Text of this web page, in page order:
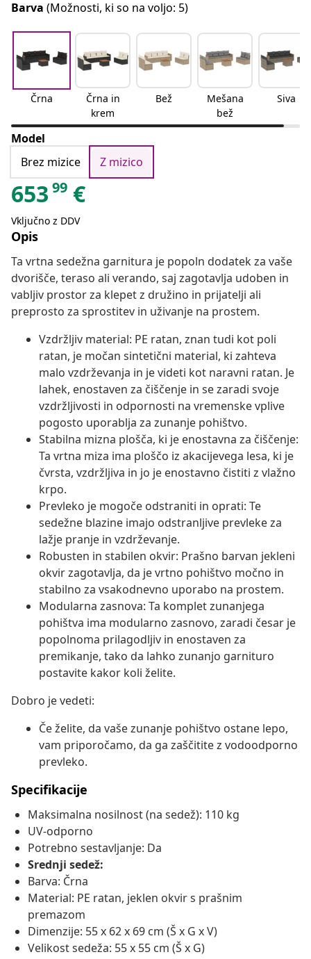
Barva (Možnosti, ki so na voljo: 5)
Črna
Črna in
krem
Bež
Mešana
bež
Siva
Model
Brez mizice
Z mizico
653 99 €
Vključno z DDV
Opis
Ta vrtna sedežna garnitura je popoln dodatek za vaše
dvorišče, teraso ali verando, saj zagotavlja udoben in
vabljiv prostor za klepet z družino in prijatelji ali
preprosto za sprostitev in uživanje na prostem.
Vzdržljiv material: PE ratan, znan tudi kot poli
ratan, je močan sintetični material, ki zahteva
malo vzdrževanja in je videti kot naravni ratan. Je
lahek, enostaven za čiščenje in se zaradi svoje
vzdržljivosti in odpornosti na vremenske vplive
pogosto uporablja za zunanje pohištvo.
Stabilna mizna plošča, ki je enostavna za čiščenje:
Ta vrtna miza ima ploščo iz akacijevega lesa, ki je
čvrsta, vzdržljiva in jo je enostavno čistiti z vlažno
krpo.
Prevleko je mogoče odstraniti in oprati: Te
sedežne blazine imajo odstranljive prevleke za
lažje pranje in vzdrževanje.
Robusten in stabilen okvir: Prašno barvan jekleni
okvir zagotavlja, da je vrtno pohištvo močno in
stabilno za vsakodnevno uporabo na prostem.
Modularna zasnova: Ta komplet zunanjega
pohištva ima modularno zasnovo, zaradi česar je
popolnoma prilagodljiv in enostaven za
premikanje, tako da lahko zunanjo garnituro
postavite kakor koli želite.
Dobro je vedeti:
Če želite, da vaše zunanje pohištvo ostane lepo,
vam priporočamo, da ga zaščitite z vodoodporno
prevleko.
Specifikacije
Maksimalna nosilnost (na sedež): 110 kg
UV-odporno
Potrebno sestavljanje: Da
Srednji sedež:
Barva: Črna
Material: PE ratan, jeklen okvir s prašnim
premazom
Dimenzije: 55 x 62 x 69 cm (Š x G x V)
Velikost sedeža: 55 x 55 cm (Š x G)